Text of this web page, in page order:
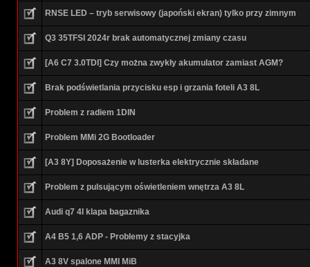
RNSE LED – tryb serwisowy (japoński ekran) tylko przy zimnym
Q3 35TFSI 2024r brak automatycznej zmiany czasu
[A6 C7 3.0TDI] Czy można zwykły akumulator zamiast AGM?
Brak podświetlania przycisku esp i grzania foteli A3 8L
Problem z radiem 1DIN
Problem MMi 2G Bootloader
[A3 8Y] Doposażenie w lusterka elektrycznie składane
Problem z pulsującym oświetleniem wnętrza A3 8L
Audi q7 4l klapa bagaznika
A4 B5 1,6 ADP - Problemy z stacyjka
A3 8V spalone MMI MiB